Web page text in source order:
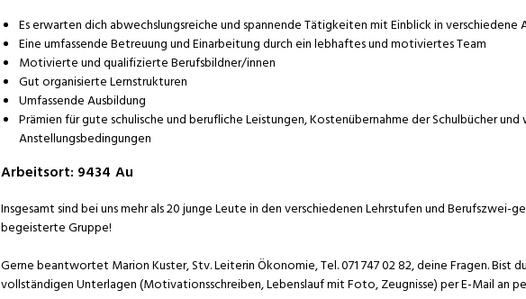
Es erwarten dich abwechslungsreiche und spannende Tätigkeiten mit Einblick in verschiedene
Eine umfassende Betreuung und Einarbeitung durch ein lebhaftes und motiviertes Team
Motivierte und qualifizierte Berufsbildner/innen
Gut organisierte Lernstrukturen
Umfassende Ausbildung
Prämien für gute schulische und berufliche Leistungen, Kostenübernahme der Schulbücher
Anstellungsbedingungen
Arbeitsort: 9434 Au
Insgesamt sind bei uns mehr als 20 junge Leute in den verschiedenen Lehrstufen und Berufszwei-
begeisterte Gruppe!
Gerne beantwortet Marion Kuster, Stv. Leiterin Ökonomie, Tel. 071 747 02 82, deine Fragen. Bist
vollständigen Unterlagen (Motivationsschreiben, Lebenslauf mit Foto, Zeugnisse) per E-Mail an